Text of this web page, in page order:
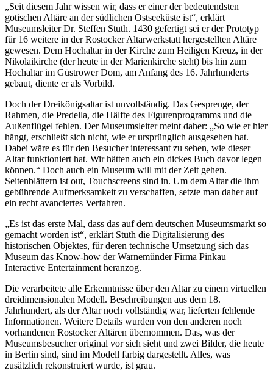
„Seit diesem Jahr wissen wir, dass er einer der bedeutendsten
gotischen Altäre an der südlichen Ostseeküste ist“, erklärt
Museumsleiter Dr. Steffen Stuth. 1430 gefertigt sei er der Prototyp
für 16 weitere in der Rostocker Altarwerkstatt hergestellten Altäre
gewesen. Dem Hochaltar in der Kirche zum Heiligen Kreuz, in der
Nikolaikirche (der heute in der Marienkirche steht) bis hin zum
Hochaltar im Güstrower Dom, am Anfang des 16. Jahrhunderts
gebaut, diente er als Vorbild.
Doch der Dreikönigsaltar ist unvollständig. Das Gesprenge, der
Rahmen, die Predella, die Hälfte des Figurenprogramms und die
Außenflügel fehlen. Der Museumsleiter meint daher: „So wie er hier
hängt, erschließt sich nicht, wie er ursprünglich ausgesehen hat.
Dabei wäre es für den Besucher interessant zu sehen, wie dieser
Altar funktioniert hat. Wir hätten auch ein dickes Buch davor legen
können.“ Doch auch ein Museum will mit der Zeit gehen.
Seitenblättern ist out, Touchscreens sind in. Um dem Altar die ihm
gebührende Aufmerksamkeit zu verschaffen, setzte man daher auf
ein recht avanciertes Verfahren.
„Es ist das erste Mal, dass das auf dem deutschen Museumsmarkt so
gemacht worden ist“, erklärt Stuth die Digitalisierung des
historischen Objektes, für deren technische Umsetzung sich das
Museum das Know-how der Warnemünder Firma Pinkau
Interactive Entertainment heranzog.
Die verarbeitete alle Erkenntnisse über den Altar zu einem virtuellen
dreidimensionalen Modell. Beschreibungen aus dem 18.
Jahrhundert, als der Altar noch vollständig war, lieferten fehlende
Informationen. Weitere Details wurden von den anderen noch
vorhandenen Rostocker Altären übernommen. Das, was der
Museumsbesucher original vor sich sieht und zwei Bilder, die heute
in Berlin sind, sind im Modell farbig dargestellt. Alles, was
zusätzlich rekonstruiert wurde, ist grau.